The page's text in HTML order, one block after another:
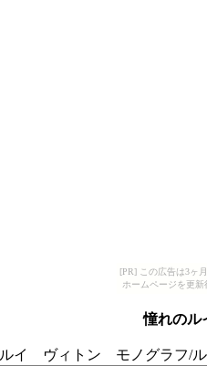
[PR] この広告は3ヶ
ホームページを更
憧れの
ルイ ヴィトン モノグラ